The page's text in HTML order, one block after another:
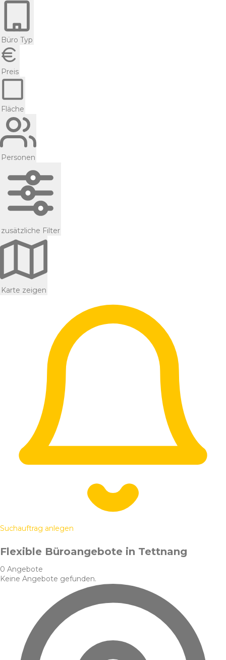
Büro Typ
Preis
Fläche
Personen
zusätzliche Filter
Karte zeigen
Suchauftrag anlegen
Flexible Büroangebote in Tettnang
0 Angebote
Keine Angebote gefunden.